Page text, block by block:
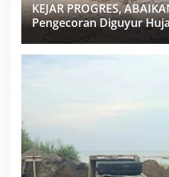
KEJAR PROGRES,
Pengecoran Diguyur
Miliar Sukma Nias,
PPK Bungkam